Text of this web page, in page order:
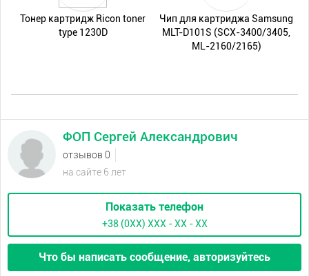
Тонер картридж Ricon toner
type 1230D
Чип для картриджа Samsung
MLT-D101S (SCX-3400/3405,
ML-2160/2165)
ФОП Сергей Александрович
отзывов 0
на сайте 6 лет
Показать телефон
+38 (0XX) ХХХ - ХХ - ХХ
Что бы написать сообщение, авторизуйтесь